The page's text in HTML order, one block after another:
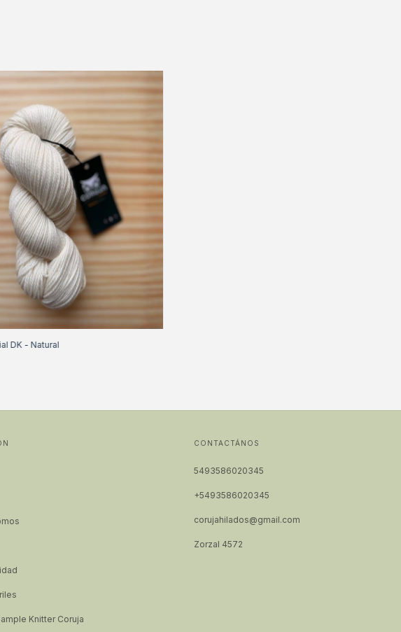
DK - Natural
Knitter Coruja
CONTACTÁNOS
5493586020345
+5493586020345
corujahilados@gmail.com
Zorzal 4572